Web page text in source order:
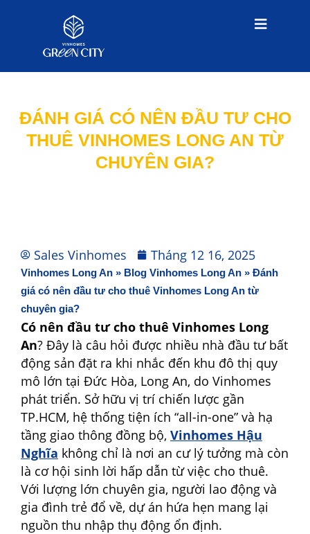
ĐÁNH GIÁ CÓ NÊN ĐẦU TƯ CHO
THUÊ VINHOMES LONG AN TỪ
CHUYÊN GIA?
Sales Vinhomes Tháng 12 16, 2025
Vinhomes Long An » Blog Vinhomes Long An » Đánh
giá có nên đầu tư cho thuê Vinhomes Long An từ
chuyên gia?
Có nên đầu tư cho thuê Vinhomes Long
An? Đây là câu hỏi được nhiều nhà đầu tư bất
động sản đặt ra khi nhắc đến khu đô thị quy
mô lớn tại Đức Hòa, Long An, do Vinhomes
phát triển. Sở hữu vị trí chiến lược gần
TP.HCM, hệ thống tiện ích “all-in-one” và hạ
tầng giao thông đồng bộ, Vinhomes Hậu
Nghĩa không chỉ là nơi an cư lý tưởng mà còn
là cơ hội sinh lời hấp dẫn từ việc cho thuê.
Với lượng lớn chuyên gia, người lao động và
gia đình trẻ đổ về, dự án hứa hẹn mang lại
nguồn thu nhập thụ động ổn định.